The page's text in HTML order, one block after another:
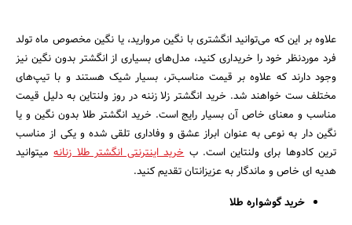
علاوه بر این که می‌توانید انگشتری با نگین مروارید، یا نگین مخصوص ماه تولد
فرد موردنظر خود را خریداری کنید، مدل‌های بسیاری از انگشتر بدون نگین نیز
وجود دارند که علاوه بر قیمت مناسب‌تر، بسیار شیک هستند و با تیپ‌های
مختلف ست خواهند شد. خرید انگشتر زلا زننه در روز ولنتاین به دلیل قیمت
مناسب و معنای خاص آن بسیار رایج است. خرید انگشتر طلا بدون نگین و یا
نگین دار به نوعی به عنوان ابراز عشق و وفاداری تلقی شده و یکی از مناسب
ترین کادوها برای ولنتاین است. بخرید اینترنتی انگشتر طلا زنانهمیتوانید
هدیه ای خاص و ماندگار به عزیزانتان تقدیم کنید.
خرید گوشواره طلا